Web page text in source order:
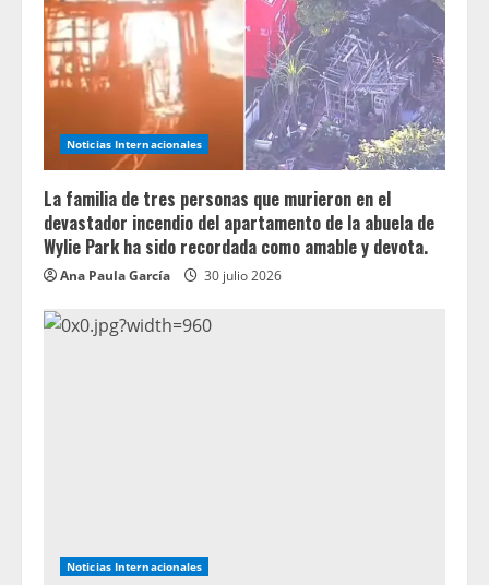
Noticias Internacionales
La familia de tres personas que murieron en el
devastador incendio del apartamento de la abuela de
Wylie Park ha sido recordada como amable y devota.
Ana Paula García 30 julio 2026
Noticias Internacionales